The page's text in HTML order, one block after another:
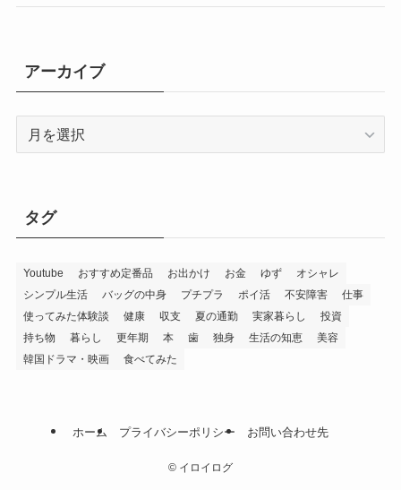
アーカイブ
ブタグ
Youtube おすすめ定番品 お出かけ お金 ゆず
オシャレ
シンプル生活
バッグの中身 プチプラ ポイ活 不安障害
仕事
使ってみた体験談
健康 収支 夏の通勤 実家暮らし
投資
持ち物
暮らし 更年期 本 歯 独身 生活の知恵
美容
韓国ドラマ・映画
食べてみた
ホーム プライバシーポリシー お問い合わせ先
© イロイログ